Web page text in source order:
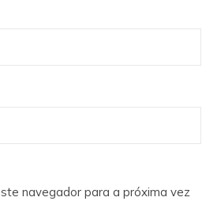
navegador para a próxima vez